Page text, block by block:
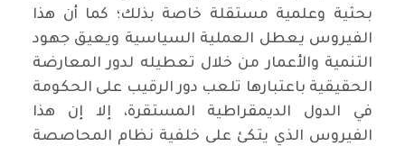
بحثية وعلمية مستقلة خاصة بذلك؛ كما أن هذا
الفيروس يعطل العملية السياسية ويعيق جهود
التنمية والأعمار من خلال تعطيله لدور المعارضة
الحقيقية باعتبارها تلعب دور الرقيب على الحكومة
في الدول الديمقراطية المستقرة، إلا إن هذا
الفيروس الذي يتكئ على خلفية نظام المحاصصة